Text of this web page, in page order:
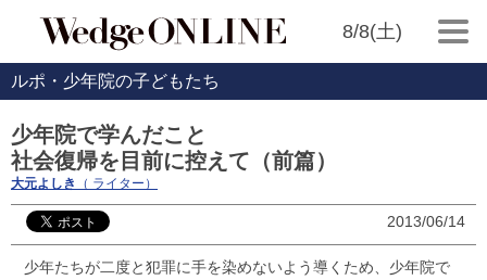
8/8(土)
ルポ・少年院の子どもたち
少年院で学んだこと
社会復帰を目前に控えて（前篇）
大元よしき （ ライター）
2013/06/14
少年たちが二度と犯罪に手を染めないよう導くため、少年院で